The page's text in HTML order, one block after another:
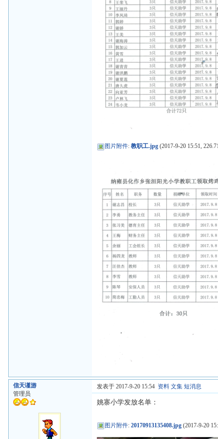
图片附件:教职工.jpg (2017-9-20 15:51,
信天谨游
管理员
发表于 2017-9-20 15:54 资料 文集 短消息
姚寨小学发放名单：
图片附件:20170913135408.jpg (2017-9-20